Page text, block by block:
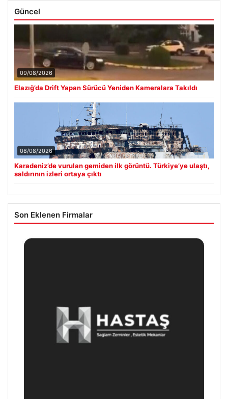
Güncel
09/08/2026
Elazığ’da Drift Yapan Sürücü Yeniden Kameralara Takıldı
08/08/2026
Karadeniz’de vurulan gemiden ilk görüntü. Türkiye’ye ulaştı,
saldırının izleri ortaya çıktı
Son Eklenen Firmalar